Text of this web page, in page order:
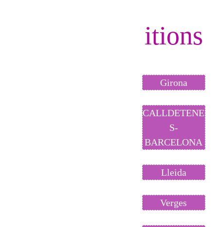
itions
Girona
CALLDETENE
S-
BARCELONA
Lleida
Verges